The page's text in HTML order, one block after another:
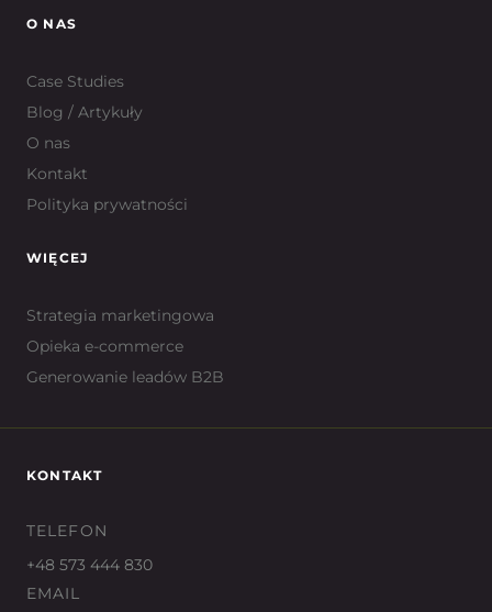
O NAS
Case Studies
Blog / Artykuły
O nas
Kontakt
Polityka prywatności
WIĘCEJ
Strategia marketingowa
Opieka e-commerce
Generowanie leadów B2B
KONTAKT
TELEFON
+48 573 444 830
EMAIL